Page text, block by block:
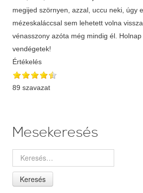
megijed szörnyen, azzal, uccu neki, úgy
mézeskaláccsal sem lehetett volna
vénasszony azóta még mindig él.
vendégetek!
Értékelés
89 szavazat
Mesekeresés
Keresés